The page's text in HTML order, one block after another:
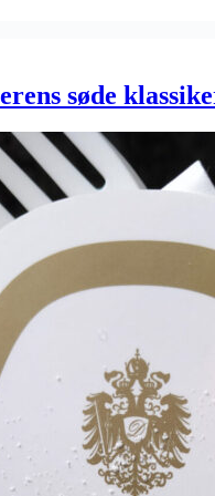
søde